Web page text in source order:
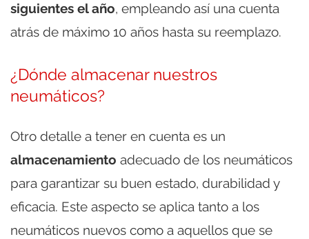
siguientes el año, empleando así una cuenta
atrás de máximo 10 años hasta su reemplazo.
¿Dónde almacenar nuestros
neumáticos?
Otro detalle a tener en cuenta es un
almacenamiento adecuado de los neumáticos
para garantizar su buen estado, durabilidad y
eficacia. Este aspecto se aplica tanto a los
neumáticos nuevos como a aquellos que se